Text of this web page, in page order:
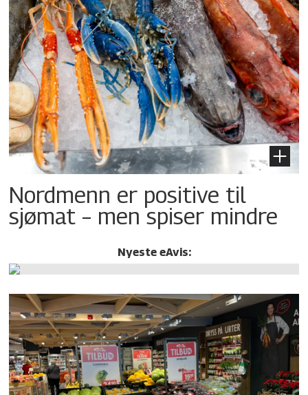
Nordmenn er positive til
sjømat – men spiser mindre
Nyeste eAvis: